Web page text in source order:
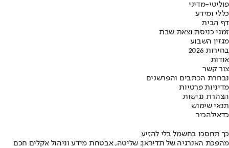
פוליטי-מדיני
כללי ומידע
דף הבית
זמני כניסת וצאת שבת
מגזין השבוע
בחירות 2026
אודות
צור קשר
נבחרת הכתבים והפרשנים
מדיניות פרטיות
הצהרת נגישות
תנאי שימוש
כדאילהכיר
כך תחסכו בחשמל בלי להזיע
מהפכת האנרגיה של תדיראן: שליטה, אבטחת מידע וניהול אקלים חכם